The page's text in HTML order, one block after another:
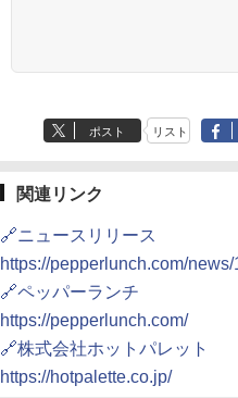
ポスト リスト
関連リンク
🔗ニュースリリース
https://pepperlunch.com/news/
🔗ペッパーランチ
https://pepperlunch.com/
🔗株式会社ホットパレット
https://hotpalette.co.jp/